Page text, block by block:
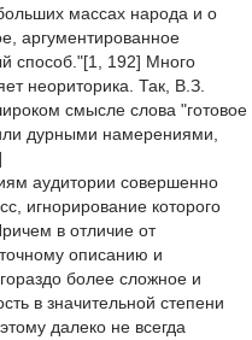
массах народа и о
аргументированное
способ."[1, 192] Много
неориторика. Так, В.З.
смысле слова "готовое
дурными намерениями,
аудитории совершенно
игнорирование которого
в отличие от
описанию и
более сложное и
в значительной степени
далеко не всегда